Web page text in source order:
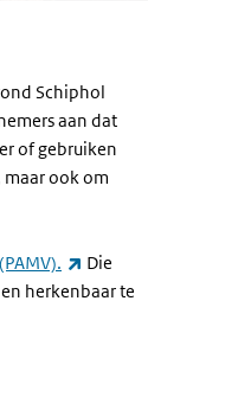
Schiphol
aan dat
of gebruiken
ook om
(externe link)
Die
herkenbaar te